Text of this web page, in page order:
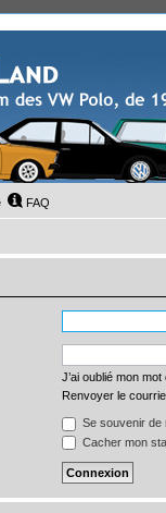
FAQ
J’ai oublié mon
Renvoyer le
Se souvenir de
Cacher mon